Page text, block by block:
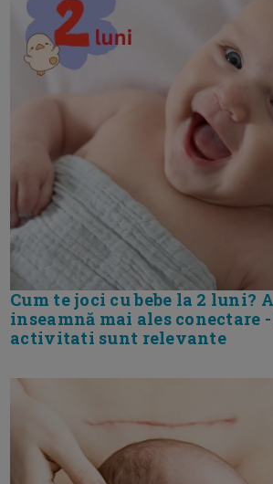
Cum te joci cu bebe la 2 luni?
inseamnă mai ales conectare
activitati sunt relevante